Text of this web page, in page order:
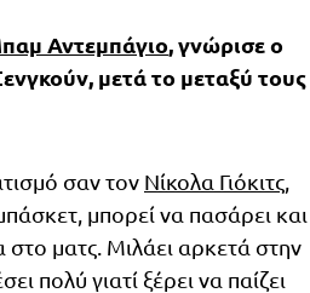
Αντεμπάγιο, γνώρισε ο
μετά το μεταξύ τους
σαν τον Νίκολα Γιόκιτς
μπορεί να πασάρει και
ματς. Μιλάει αρκετά στην
πολύ γιατί ξέρει να παίζει